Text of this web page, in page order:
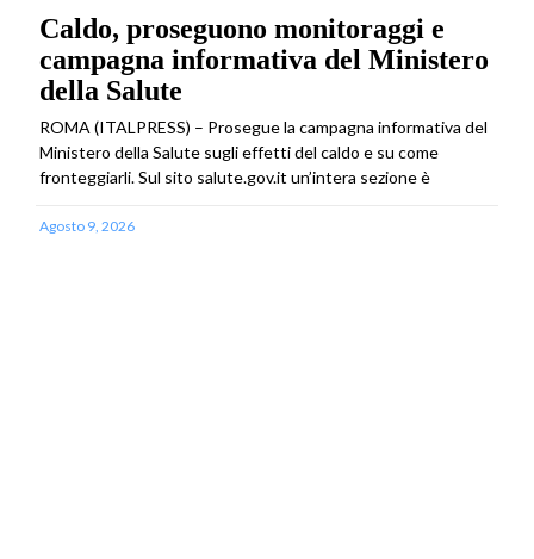
Caldo, proseguono monitoraggi e
campagna informativa del Ministero
della Salute
ROMA (ITALPRESS) – Prosegue la campagna informativa del
Ministero della Salute sugli effetti del caldo e su come
fronteggiarli. Sul sito salute.gov.it un’intera sezione è
Agosto 9, 2026